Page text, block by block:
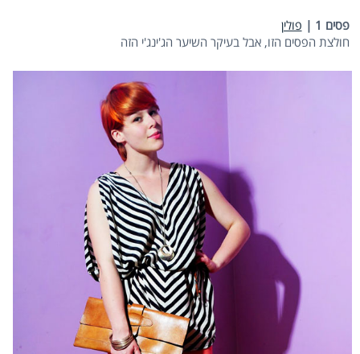
פסים 1 |
פולין
חולצת הפסים הזו, אבל בעיקר השיער הג'ינג'י הזה